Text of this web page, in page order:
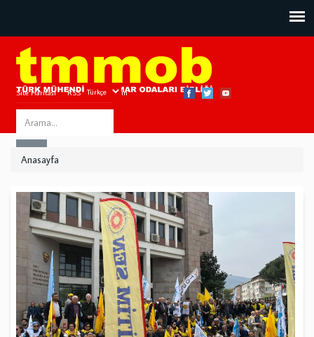
Site Haritası RSS Bize Ulaşın
Search
this
Anasayfa